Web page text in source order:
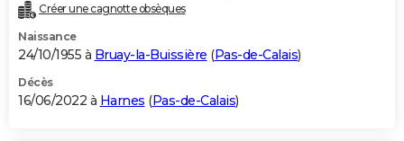
Créer une cagnotte obsèques
Naissance
24/10/1955 à Bruay-la-Buissière (Pas-de-Calais)
Décès
16/06/2022 à Harnes (Pas-de-Calais)